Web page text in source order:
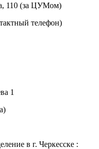
110 (за ЦУМом)
телефон)
1
в г. Черкесске :